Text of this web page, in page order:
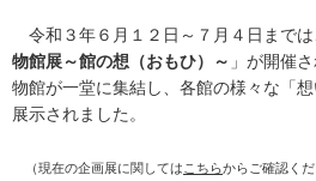
令和３年６月１２日～７月４日までは
物館展～館の想（おもひ）～ 」が開催
物館が一堂に集結し、各館の様々な「
展示されました。
（現在の企画展に関しては こちらからご確認くだ